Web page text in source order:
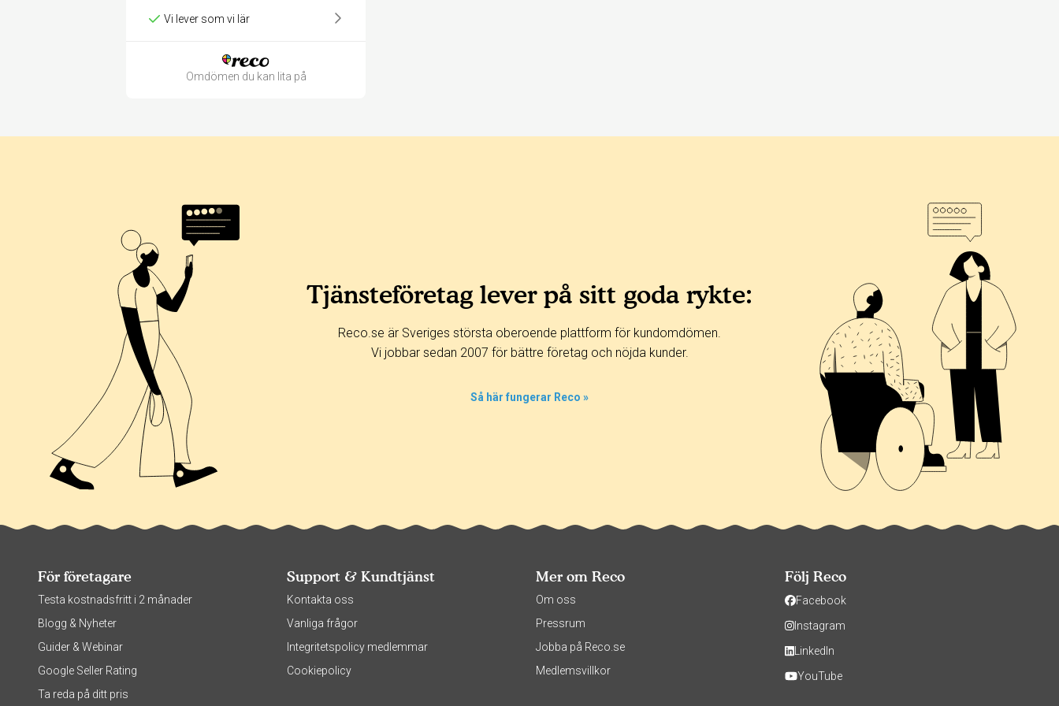
Vi lever som vi lär
Omdömen du kan lita på
365 dagar 90 dagar
30 dagar
Tjänsteföretag lever på sitt goda rykte:
Reco.se är Sveriges största oberoende plattform för kundomdömen.
Vi jobbar sedan 2007 för bättre företag och nöjda kunder.
Så här fungerar Reco »
För företagare
Testa kostnadsfritt i 2 månader
Blogg & Nyheter
Guider & Webinar
Google Seller Rating
Ta reda på ditt pris
Support & Kundtjänst
Kontakta oss
Vanliga frågor
Integritetspolicy medlemmar
Cookiepolicy
Mer om Reco
Om oss
Pressrum
Jobba på Reco.se
Medlemsvillkor
Följ Reco
Facebook
Instagram
LinkedIn
YouTube